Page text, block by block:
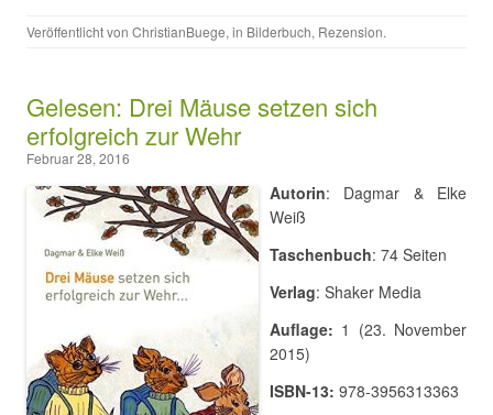
Veröffentlicht von ChristianBuege, in Bilderbuch, Rezension.
Gelesen: Drei Mäuse setzen sich
erfolgreich zur Wehr
Februar 28, 2016
Autorin: Dagmar & Elke
Weiß
Taschenbuch: 74 Seiten
Verlag: Shaker Media
Auflage: 1 (23. November
2015)
ISBN-13: 978-3956313363